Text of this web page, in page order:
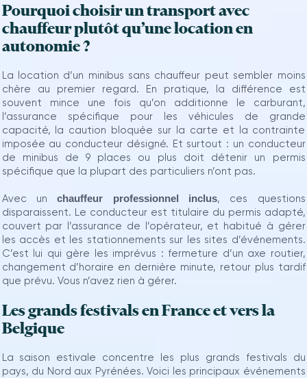
Pourquoi choisir un transport avec
chauffeur plutôt qu’une location en
autonomie ?
La location d’un minibus sans chauffeur peut sembler moins
chère au premier regard. En pratique, la différence est
souvent mince une fois qu’on additionne le carburant,
l’assurance spécifique pour les véhicules de grande
capacité, la caution bloquée sur la carte et la contrainte
imposée au conducteur désigné. Et surtout : un conducteur
de minibus de 9 places ou plus doit détenir un permis
spécifique que la plupart des particuliers n’ont pas.
Avec unchauffeur professionnel inclus, ces questions
disparaissent. Le conducteur est titulaire du permis adapté,
couvert par l’assurance de l’opérateur, et habitué à gérer
les accès et les stationnements sur les sites d’événements.
C’est lui qui gère les imprévus : fermeture d’un axe routier,
changement d’horaire en dernière minute, retour plus tardif
que prévu. Vous n’avez rien à gérer.
Les grands festivals en France et vers la
Belgique
La saison estivale concentre les plus grands festivals du
pays, du Nord aux Pyrénées. Voici les principaux événements